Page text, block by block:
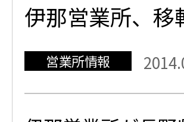
伊那営業所、移
営業所情報